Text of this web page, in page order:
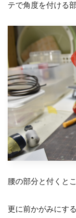
テで角度を付ける
腰の部分と付くと
更に前かがみにす